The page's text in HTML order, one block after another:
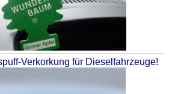
Verkorkung für Dieselfahrzeuge!